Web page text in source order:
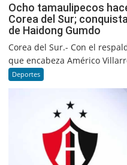
Ocho tamaulipecos
Corea del Sur;
de Haidong Gumdo
Corea del Sur.- Con el
que encabeza Américo
Deportes